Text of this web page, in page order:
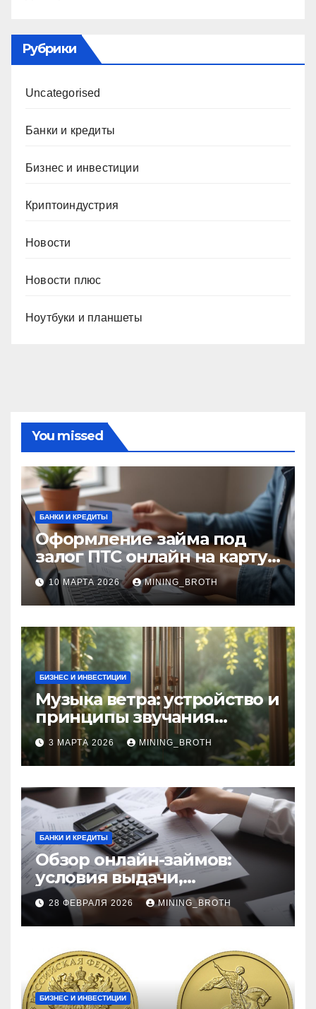
Рубрики
Uncategorised
Банки и кредиты
Бизнес и инвестиции
Криптоиндустрия
Новости
Новости плюс
Ноутбуки и планшеты
You missed
БАНКИ И КРЕДИТЫ
Оформление займа под
залог ПТС онлайн на карту
без визита в офис: порядок,
требования и документы
10 МАРТА 2026 MINING_BROTH
БИЗНЕС И ИНВЕСТИЦИИ
Музыка ветра: устройство и
принципы звучания
колокольчиков
3 МАРТА 2026 MINING_BROTH
БАНКИ И КРЕДИТЫ
Обзор онлайн-займов:
условия выдачи,
процентные ставки и
требования к заемщикам
28 ФЕВРАЛЯ 2026 MINING_BROTH
БИЗНЕС И ИНВЕСТИЦИИ